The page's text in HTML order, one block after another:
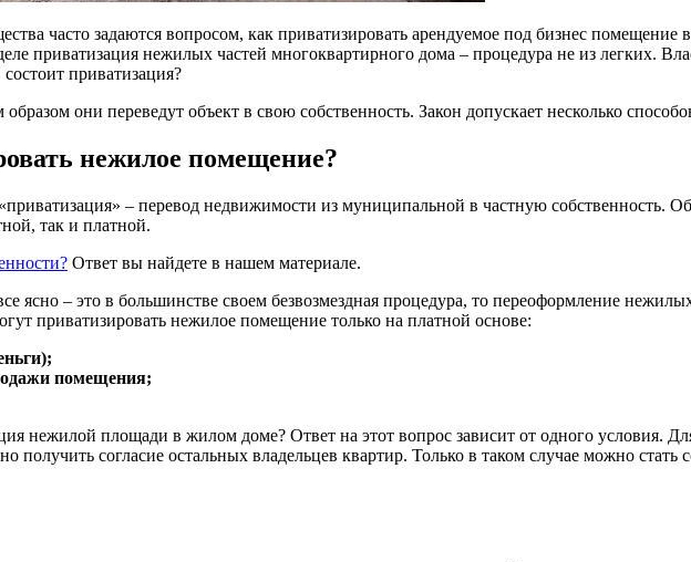
часто задаются вопросом, как приватизировать арендуемое под бизнес
приватизация нежилых частей многоквартирного дома – процедура не из легких.
приватизация?
они переведут объект в свою собственность. Закон допускает несколько
нежилое помещение?
– перевод недвижимости из муниципальной в частную собственность.
так и платной.
Ответ вы найдете в нашем материале.
ясно – это в большинстве своем безвозмездная процедура, то переоформление
приватизировать нежилое помещение только на платной основе:
помещения;
нежилой площади в жилом доме? Ответ на этот вопрос зависит от одного условия.
получить согласие остальных владельцев квартир. Только в таком случае можно